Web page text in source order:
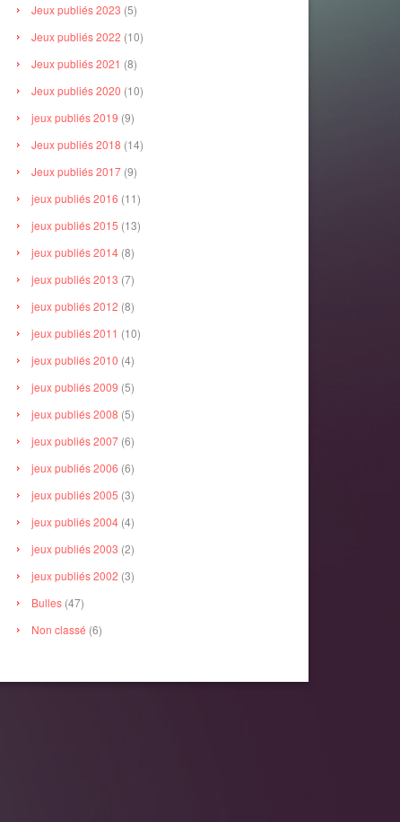
Jeux publiés 2023 (5)
Jeux publiés 2022 (10)
Jeux publiés 2021 (8)
Jeux publiés 2020 (10)
jeux publiés 2019 (9)
Jeux publiés 2018 (14)
Jeux publiés 2017 (9)
jeux publiés 2016 (11)
jeux publiés 2015 (13)
jeux publiés 2014 (8)
jeux publiés 2013 (7)
jeux publiés 2012 (8)
jeux publiés 2011 (10)
jeux publiés 2010 (4)
jeux publiés 2009 (5)
jeux publiés 2008 (5)
jeux publiés 2007 (6)
jeux publiés 2006 (6)
jeux publiés 2005 (3)
jeux publiés 2004 (4)
jeux publiés 2003 (2)
jeux publiés 2002 (3)
Bulles (47)
Non classé (6)